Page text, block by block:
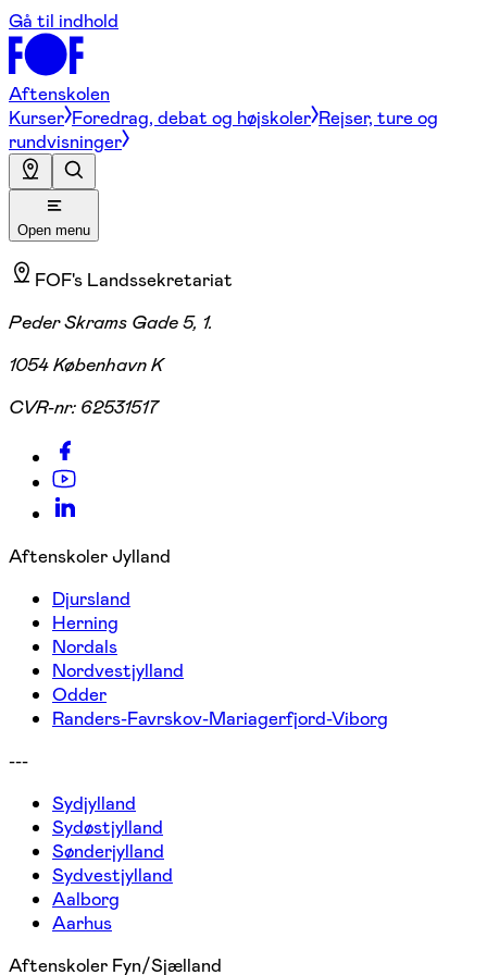
Gå til indhold
Aftenskolen
Kurser Foredrag, debat og højskoler Rejser, ture og
rundvisninger
Open menu
FOF's Landssekretariat
Peder Skrams Gade 5, 1.
1054 København K
CVR-nr: 62531517
Aftenskoler Jylland
Djursland
Herning
Nordals
Nordvestjylland
Odder
Randers-Favrskov-Mariagerfjord-Viborg
---
Sydjylland
Sydøstjylland
Sønderjylland
Sydvestjylland
Aalborg
Aarhus
Aftenskoler Fyn/Sjælland